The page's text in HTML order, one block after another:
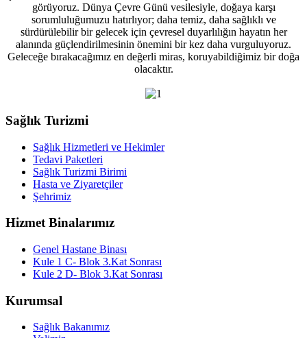
görüyoruz. Dünya Çevre Günü vesilesiyle, doğaya karşı
sorumluluğumuzu hatırlıyor; daha temiz, daha sağlıklı ve
sürdürülebilir bir gelecek için çevresel duyarlılığın hayatın her
alanında güçlendirilmesinin önemini bir kez daha vurguluyoruz.
Geleceğe bırakacağımız en değerli miras, koruyabildiğimiz bir doğa
olacaktır.
Sağlık Turizmi
Sağlık Hizmetleri ve Hekimler
Tedavi Paketleri
Sağlık Turizmi Birimi
Hasta ve Ziyaretçiler
Şehrimiz
Hizmet Binalarımız
Genel Hastane Binası
Kule 1 C- Blok 3.Kat Sonrası
Kule 2 D- Blok 3.Kat Sonrası
Kurumsal
Sağlık Bakanımız